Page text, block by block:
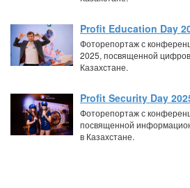
Profit Education Day
Фоторепортаж с
2025, посвященной
Казахстане.
Profit Security Day
Фоторепортаж с
посвященной
в Казахстане.